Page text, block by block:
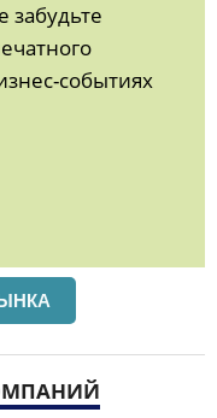
забудьте
событиях